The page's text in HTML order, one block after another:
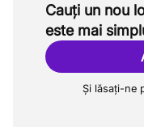
săptămână
clare și
Primești o
încât
atunci când
Cauți un nou
este mai
Și lăsați-ne